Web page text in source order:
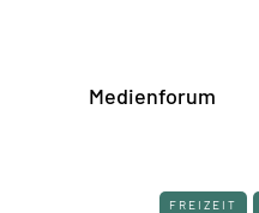
Medienforum
FREIZEIT